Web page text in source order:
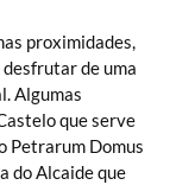
proximidades,
de uma
Algumas
que serve
Petrarum Domus
do Alcaide que